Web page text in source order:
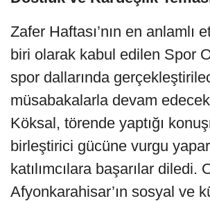
Zafer Haftası’nın en anlamlı
biri olarak kabul edilen Spor
spor dallarında
müsabakalarla devam
Köksal, törende yaptığı
birleştirici gücüne vurgu
katılımcılara başarılar diledi.
Afyonkarahisar’ın sosyal ve